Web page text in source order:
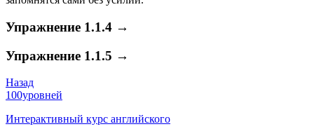
Упражнение 1.1.4 →
Упражнение 1.1.5 →
Назад
100уровней
Интерактивный курс английского